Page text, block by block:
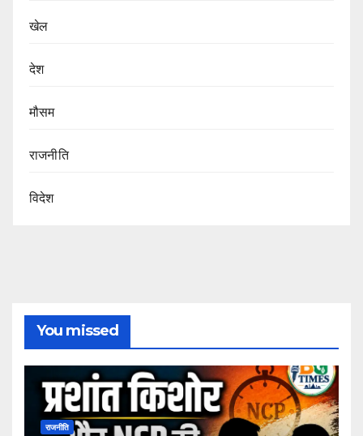
खेल
देश
मौसम
राजनीति
विदेश
You missed
राजनीति